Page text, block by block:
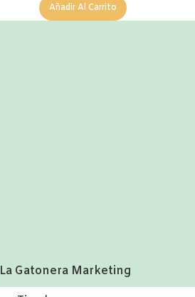
Añadir Al Carrito
La Gatonera Marketing